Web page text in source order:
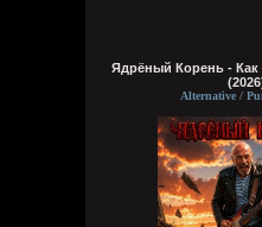
Ядрёный Корень - Как
Alternative /